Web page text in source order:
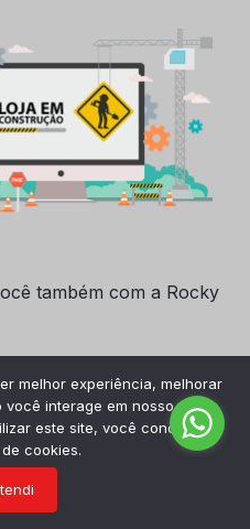
também com a Rocky
melhor experiência, melhorar
interage em nosso site e
este site, você concorda
cookies.